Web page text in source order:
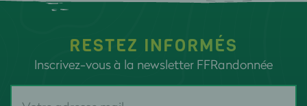
RESTEZ INFORMÉS
Inscrivez-vous à la newsletter FFRandonnée